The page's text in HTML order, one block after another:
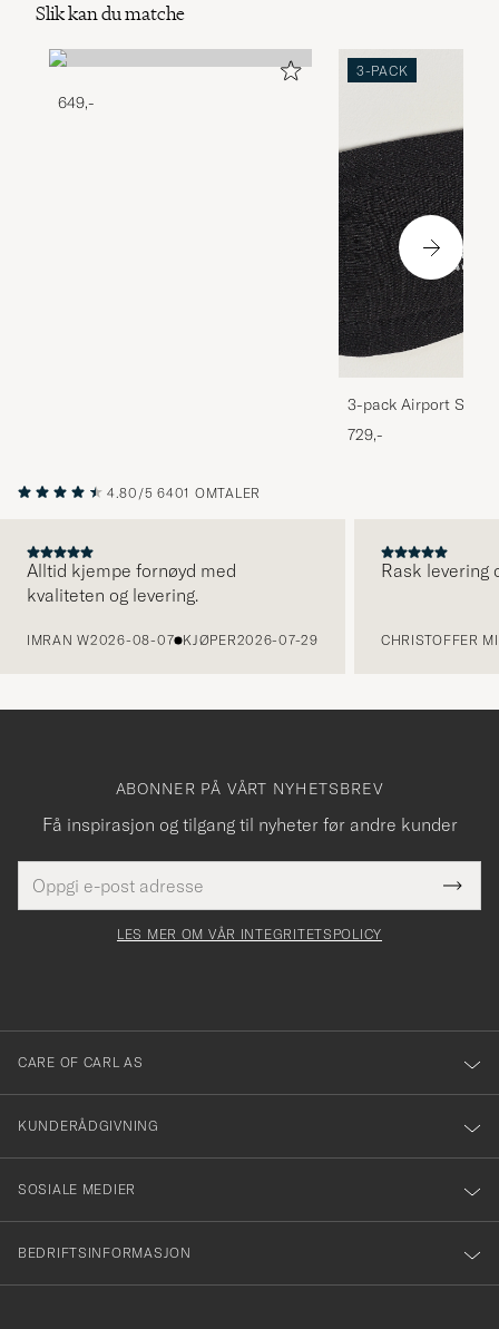
Slik kan du matche
649,-
3-PACK
3-pack Airport
Melange
729,-
4.80/5 6401 OMTALER
Alltid kjempe fornøyd med
kvaliteten og levering.
IMRAN W2026-08-07 KJØPER2026-07-29
Rask levering
CHRISTOFFER
ABONNER PÅ VÅRT NYHETSBREV
Få inspirasjon og tilgang til nyheter før andre kunder
postadresse
felt
Tack
för
dig
till
vårt
nyhetsbrev!
LES MER OM VÅR INTEGRITETSPOLICY
CARE OF CARL AS
KUNDERÅDGIVNING
SOSIALE MEDIER
BEDRIFTSINFORMASJON